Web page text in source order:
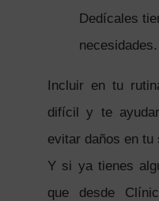
Dedícales
necesidades.
Incluir en tu
difícil y te
evitar daños en tu
Y si ya tienes
que desde